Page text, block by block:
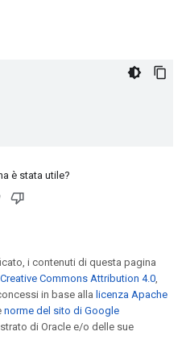
è stata utile?
i contenuti di questa pagina
Commons Attribution 4.0,
in base alla licenza Apache
norme del sito di Google
di Oracle e/o delle sue